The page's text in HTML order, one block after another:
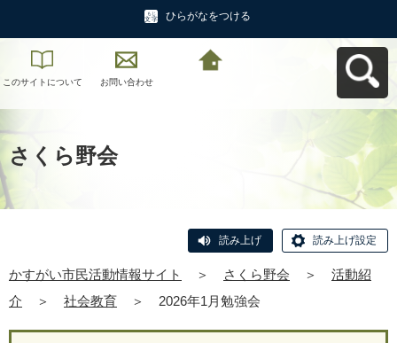
ひらがなをつける
このサイトについて お問い合わせ
さくら野会
読み上げ 読み上げ設定
かすがい市民活動情報サイト ＞ さくら野会 ＞
活動紹
介
＞ 社会教育 ＞ 2026年1月勉強会